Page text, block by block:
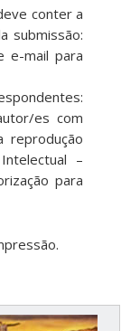
conter a
submissão:
e-mail para
es com
reprodução
–
para